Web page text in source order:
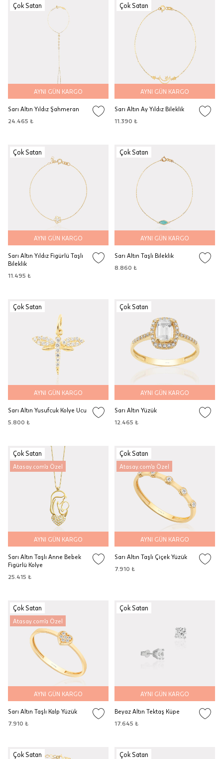
Çok Satan
AYNI GÜN KARGO
Sarı Altın Yıldız Şahmeran
24.465 ₺
Çok Satan
AYNI GÜN KARGO
Sarı Altın Ay Yıldız Bileklik
11.390 ₺
Çok Satan
AYNI GÜN KARGO
Sarı Altın Yıldız Figürlü Taşlı
Bileklik
11.495 ₺
Çok Satan
AYNI GÜN KARGO
Sarı Altın Taşlı Bileklik
8.860 ₺
Çok Satan
AYNI GÜN KARGO
Sarı Altın Yusufcuk Kolye Ucu
5.800 ₺
Çok Satan
AYNI GÜN KARGO
Sarı Altın Yüzük
12.465 ₺
Çok Satan
Atasay.com'a Özel
AYNI GÜN KARGO
Sarı Altın Taşlı Anne Bebek
Figürlü Kolye
25.415 ₺
Çok Satan
Atasay.com'a Özel
AYNI GÜN KARGO
Sarı Altın Taşlı Çiçek Yüzük
7.910 ₺
Çok Satan
Atasay.com'a Özel
AYNI GÜN KARGO
Sarı Altın Taşlı Kalp Yüzük
7.910 ₺
Çok Satan
AYNI GÜN KARGO
Beyaz Altın Tektaş Küpe
17.645 ₺
Çok Satan Çok Satan